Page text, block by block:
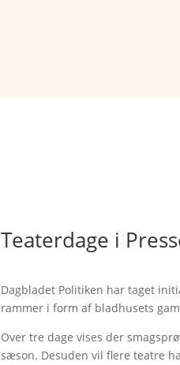
Teaterdage i
Dagbladet Politiken har taget
rammer i form af bladhusets
Over tre dage vises der
sæson. Desuden vil flere teatre